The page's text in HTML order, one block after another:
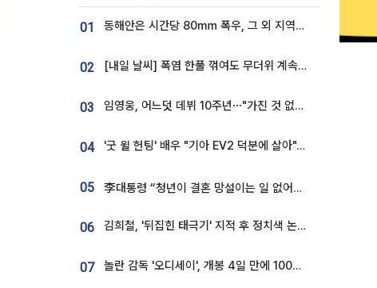
01 동해안은 시간당 80㎜ 폭우, 그 외 지역은 폭염…‘극과 극 날씨’
02 [내일 날씨] 폭염 한풀 꺾여도 무더위 계속⋯동해안 이틀 연속 비
03 임영웅, 어느덧 데뷔 10주년⋯"가진 것 없던 시절, 내 앞엔 20명의 팬뿐"
04 '굿 윌 헌팅' 배우 "기아 EV2 덕분에 살아"…교통사고 후 안전성 극찬
05 李대통령 “청년이 결혼 망설이는 일 없어야...제도상 불이익 조사”
06 김희철, '뒤집힌 태극기' 지적 후 정치색 논란…"좌우 떠나 우리나라 국기"
07 놀란 감독 '오디세이', 개봉 4일 만에 100만 돌파⋯'왕사남' 보다 빠르다